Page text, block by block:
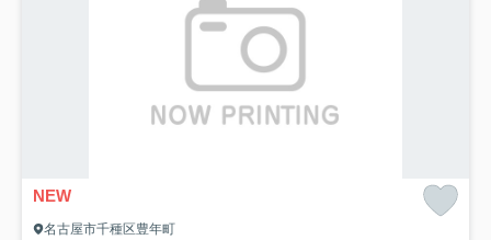
NEW
名古屋市千種区豊年町